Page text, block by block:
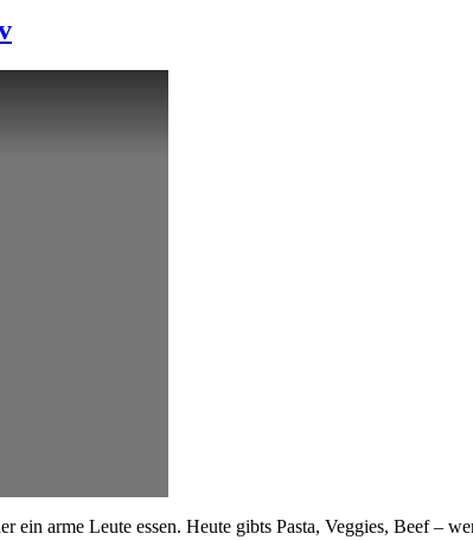
arme Leute essen. Heute gibts Pasta, Veggies, Beef –